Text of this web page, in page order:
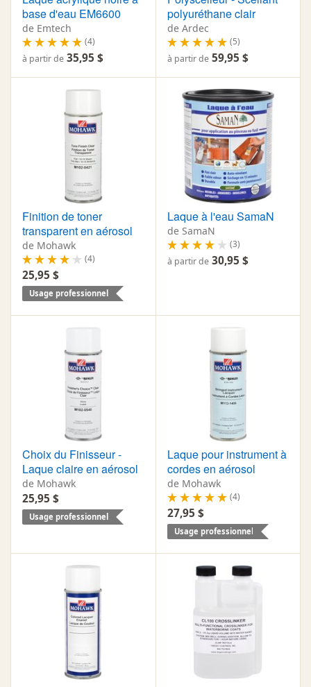
base d'eau EM6600
de Emtech
(4)
à partir de 35,95 $
polyuréthane clair
de Ardec
(5)
à partir de 59,95 $
Finition de toner
transparent en aérosol
de Mohawk
(4)
25,95 $
Usage professionnel
Laque à l'eau SamaN
de SamaN
(3)
à partir de 30,95 $
Choix du Finisseur -
Laque claire en aérosol
de Mohawk
25,95 $
Usage professionnel
Laque pour instrument à
cordes en aérosol
de Mohawk
(4)
27,95 $
Usage professionnel